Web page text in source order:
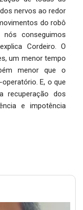
nervos ao redor
do robô
conseguimos
Cordeiro. O
um menor tempo
menor que o
E, o que
recuperação dos
e impotência